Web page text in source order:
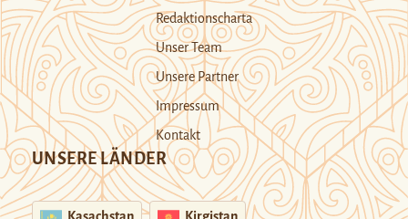
Redaktionscharta
Unser Team
Unsere Partner
Impressum
Kontakt
UNSERE LÄNDER